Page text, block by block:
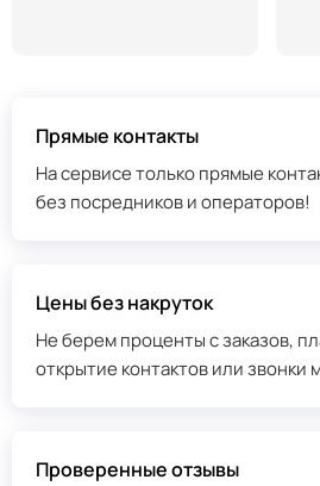
Прямые контакты
На сервисе только прямые
без посредников и операторов!
Цены без накруток
Не берем проценты с заказов,
открытие контактов или звонки
Проверенные отзывы